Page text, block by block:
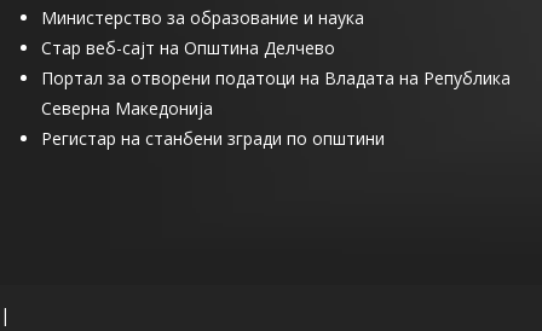
Министерство за образование и наука
Стар веб-сајт на Општина Делчево
Портал за отворени податоци на Владата на Република
Северна Македонија
Регистар на станбени згради по општини
|